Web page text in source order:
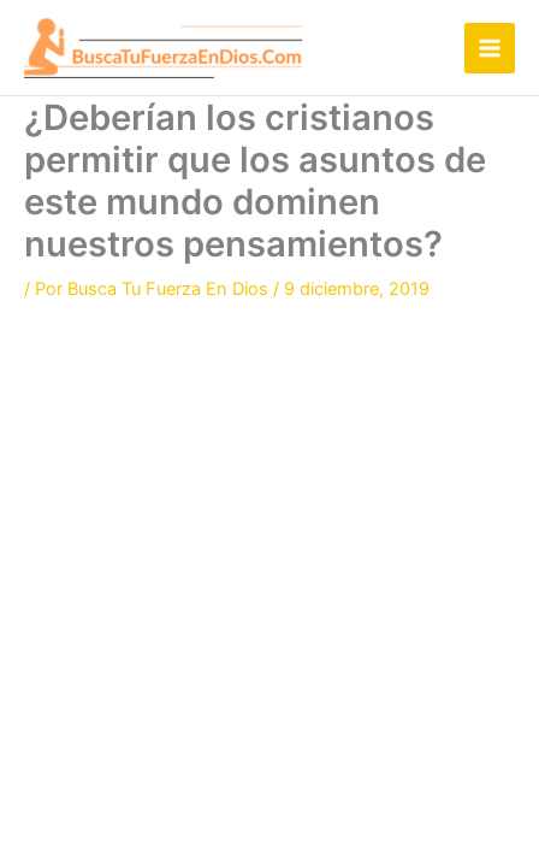
contenido
¿Deberían los cristianos
permitir que los asuntos de
este mundo dominen
nuestros pensamientos?
/ Por Busca Tu Fuerza En Dios / 9 diciembre, 2019